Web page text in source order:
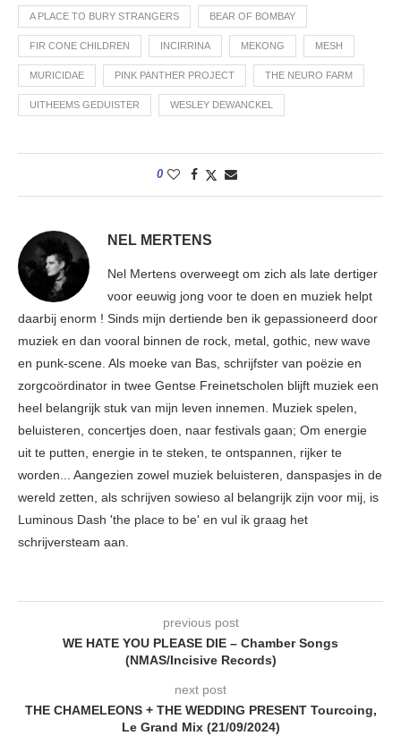
A PLACE TO BURY STRANGERS BEAR OF BOMBAY
FIR CONE CHILDREN INCIRRINA MEKONG MESH
MURICIDAE PINK PANTHER PROJECT THE NEURO FARM
UITHEEMS GEDUISTER WESLEY DEWANCKEL
0
NEL MERTENS
Nel Mertens overweegt om zich als late dertiger
voor eeuwig jong voor te doen en muziek helpt
daarbij enorm ! Sinds mijn dertiende ben ik gepassioneerd door
muziek en dan vooral binnen de rock, metal, gothic, new wave
en punk-scene. Als moeke van Bas, schrijfster van poëzie en
zorgcoördinator in twee Gentse Freinetscholen blijft muziek een
heel belangrijk stuk van mijn leven innemen. Muziek spelen,
beluisteren, concertjes doen, naar festivals gaan; Om energie
uit te putten, energie in te steken, te ontspannen, rijker te
worden... Aangezien zowel muziek beluisteren, danspasjes in de
wereld zetten, als schrijven sowieso al belangrijk zijn voor mij, is
Luminous Dash 'the place to be' en vul ik graag het
schrijversteam aan.
previous post
WE HATE YOU PLEASE DIE – Chamber Songs
(NMAS/Incisive Records)
next post
THE CHAMELEONS + THE WEDDING PRESENT Tourcoing,
Le Grand Mix (21/09/2024)